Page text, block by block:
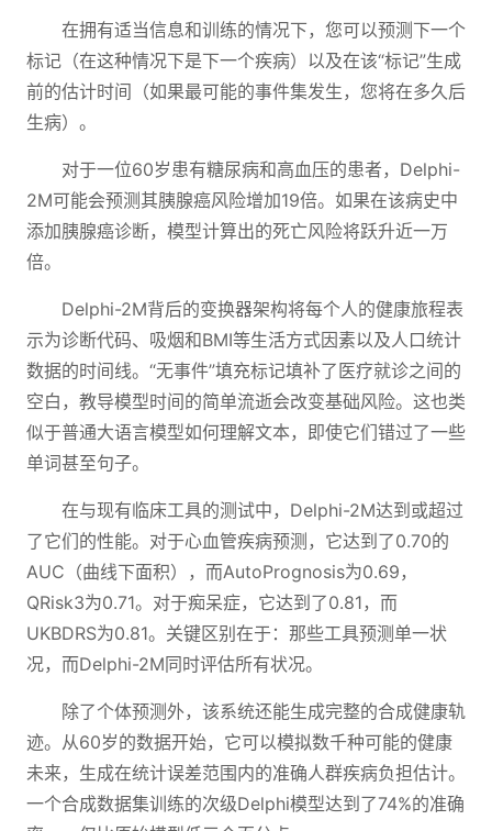
在拥有适当信息和训练的情况下，您可以预测下一个
标记（在这种情况下是下一个疾病）以及在该“标记”生成
前的估计时间（如果最可能的事件集发生，您将在多久后
生病）。
对于一位60岁患有糖尿病和高血压的患者，Delphi-
2M可能会预测其胰腺癌风险增加19倍。如果在该病史中
添加胰腺癌诊断，模型计算出的死亡风险将跃升近一万
倍。
Delphi-2M背后的变换器架构将每个人的健康旅程表
示为诊断代码、吸烟和BMI等生活方式因素以及人口统计
数据的时间线。“无事件”填充标记填补了医疗就诊之间的
空白，教导模型时间的简单流逝会改变基础风险。这也类
似于普通大语言模型如何理解文本，即使它们错过了一些
单词甚至句子。
在与现有临床工具的测试中，Delphi-2M达到或超过
了它们的性能。对于心血管疾病预测，它达到了0.70的
AUC（曲线下面积），而AutoPrognosis为0.69，
QRisk3为0.71。对于痴呆症，它达到了0.81，而
UKBDRS为0.81。关键区别在于：那些工具预测单一状
况，而Delphi-2M同时评估所有状况。
除了个体预测外，该系统还能生成完整的合成健康轨
迹。从60岁的数据开始，它可以模拟数千种可能的健康
未来，生成在统计误差范围内的准确人群疾病负担估计。
一个合成数据集训练的次级Delphi模型达到了74%的准确